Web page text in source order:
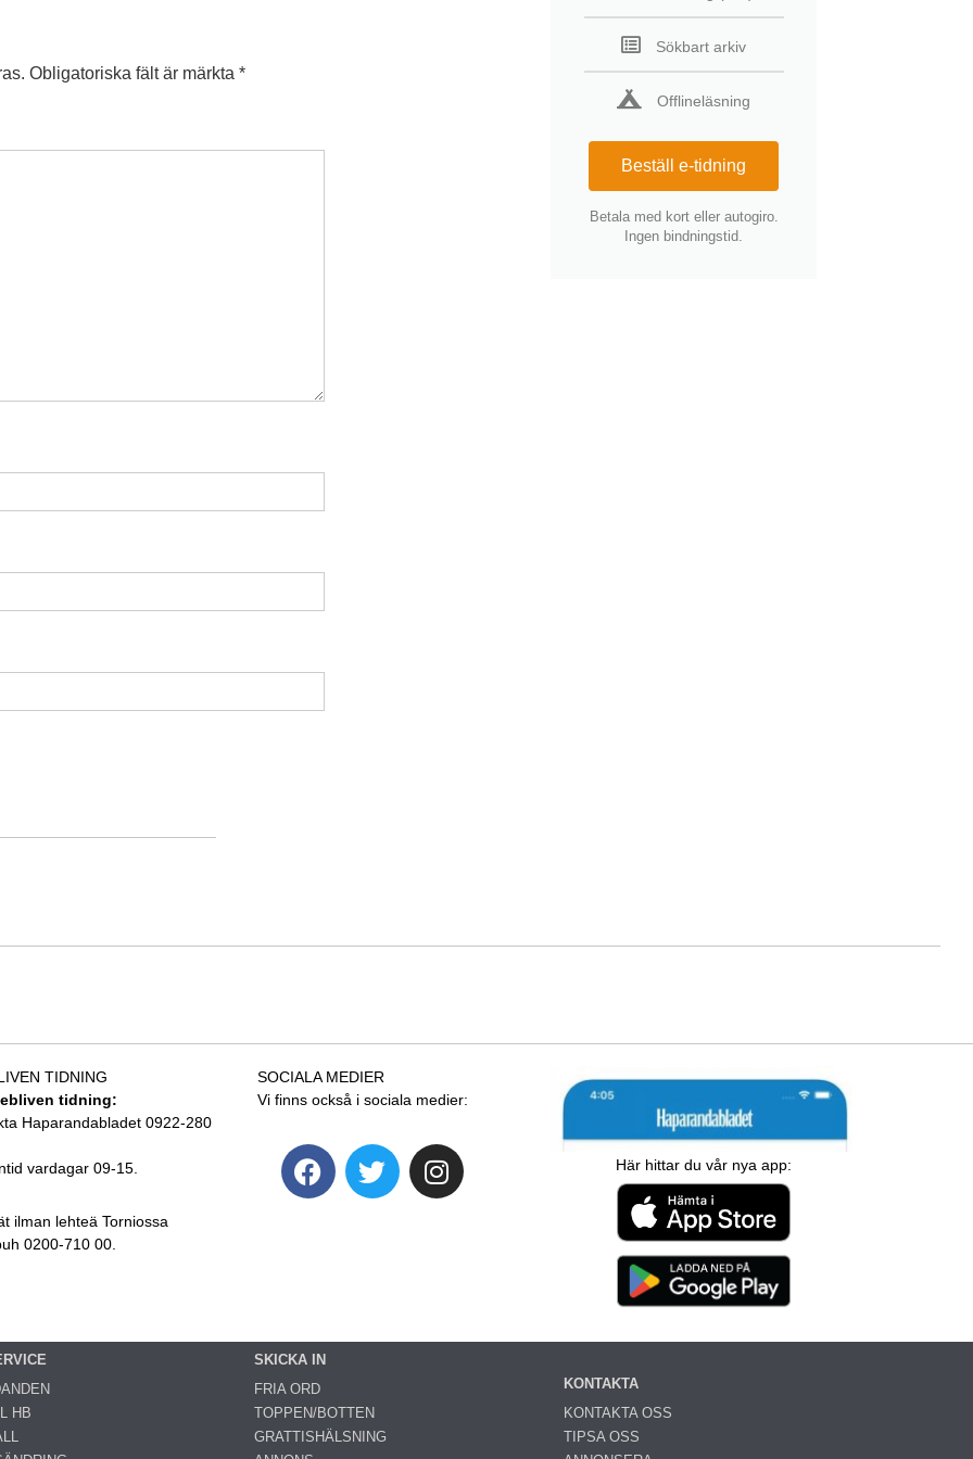
Obligatoriska fält är märkta *
Sökbart arkiv
Offlineläsning
Beställ e-tidning
Betala med kort eller autogiro.
Ingen bindningstid.
TIDNING
tidning:
Haparandabladet 0922-280
vardagar 09-15.
ilman lehteä Torniossa
0200-710 00.
SOCIALA MEDIER
Vi finns också i sociala medier:
Här hittar du vår nya app:
HB
SKICKA IN
FRIA ORD
TOPPEN/BOTTEN
GRATTISHÄLSNING
KONTAKTA
KONTAKTA OSS
TIPSA OSS